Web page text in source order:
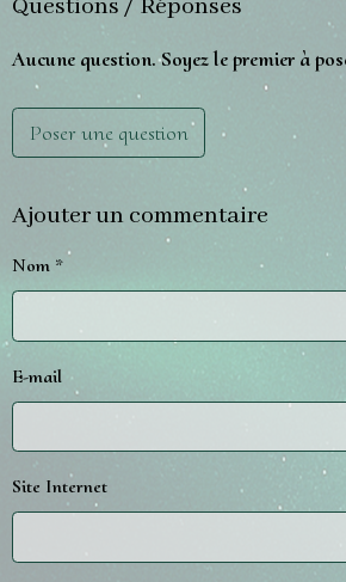
Questions / Réponses
Aucune question. Soyez le premier à
Poser une question
Ajouter un commentaire
Nom
E-mail
Site Internet